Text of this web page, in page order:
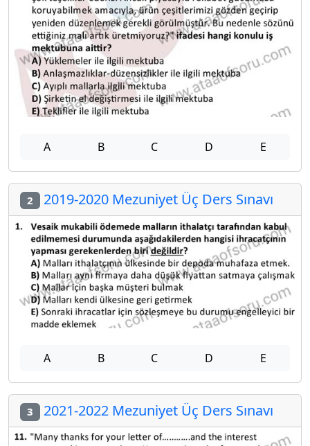
A B C D E
2 2019-2020 Mezuniyet Üç Ders Sınavı
A B C D E
3 2021-2022 Mezuniyet Üç Ders Sınavı